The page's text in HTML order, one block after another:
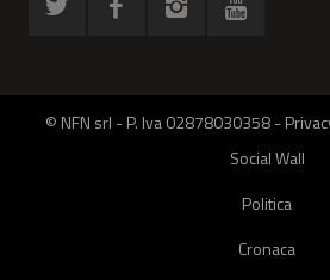
© NFN srl - P. Iva 02878030358 -
Social Wall
Politica
Cronaca